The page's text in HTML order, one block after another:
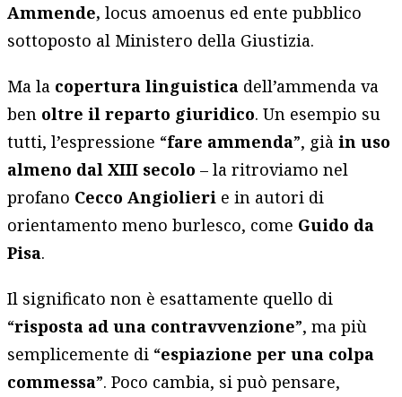
Ammende,locus amoenus ed ente pubblico
sottoposto al Ministero della Giustizia.
Ma la copertura linguistica dell’ammenda va
ben oltre il reparto giuridico. Un esempio su
tutti, l’espressione “fare ammenda”, giàin uso
almeno dal XIII secolo – la ritroviamo nel
profano Cecco Angiolieri e in autori di
orientamento meno burlesco, come Guido da
Pisa.
Il significato non è esattamente quello di
“risposta ad una contravvenzione”, ma più
semplicemente di “espiazione per una colpa
commessa”. Poco cambia, si può pensare,